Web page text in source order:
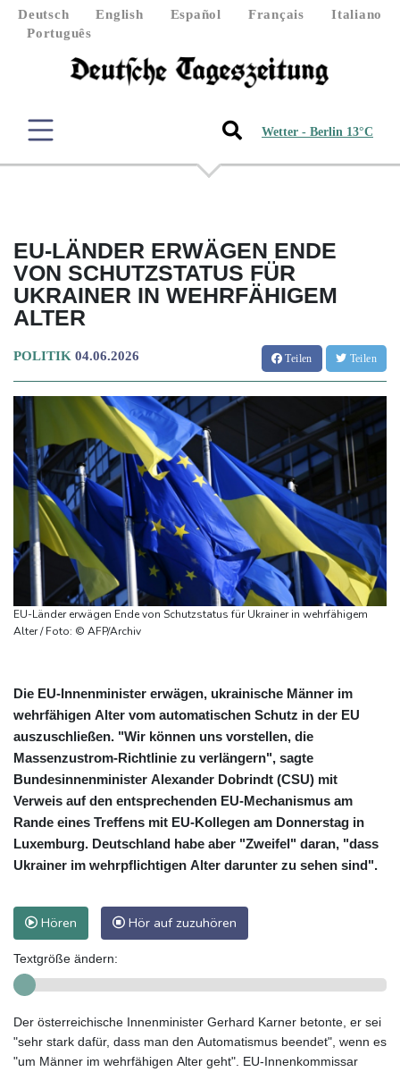
Deutsch English Español Français
Italiano
Português
Wetter - Berlin 13°C
EU-LÄNDER ERWÄGEN ENDE
VON SCHUTZSTATUS FÜR
UKRAINER IN WEHRFÄHIGEM
ALTER
POLITIK 04.06.2026 Teilen Teilen
EU-Länder erwägen Ende von Schutzstatus für Ukrainer in wehrfähigem
Alter / Foto: © AFP/Archiv
Die EU-Innenminister erwägen, ukrainische Männer im
wehrfähigen Alter vom automatischen Schutz in der EU
auszuschließen. "Wir können uns vorstellen, die
Massenzustrom-Richtlinie zu verlängern", sagte
Bundesinnenminister Alexander Dobrindt (CSU) mit
Verweis auf den entsprechenden EU-Mechanismus am
Rande eines Treffens mit EU-Kollegen am Donnerstag in
Luxemburg. Deutschland habe aber "Zweifel" daran, "dass
Ukrainer im wehrpflichtigen Alter darunter zu sehen sind".
Hören Hör auf zuzuhören
Textgröße ändern:
Der österreichische Innenminister Gerhard Karner betonte, er sei
"sehr stark dafür, dass man den Automatismus beendet", wenn es
"um Männer im wehrfähigen Alter geht". EU-Innenkommissar